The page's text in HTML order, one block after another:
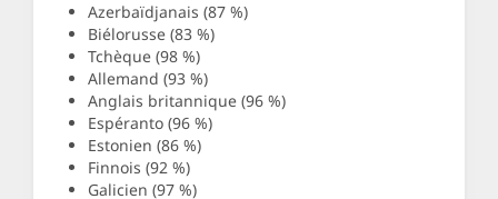
Azerbaïdjanais (87 %)
Biélorusse (83 %)
Tchèque (98 %)
Allemand (93 %)
Anglais britannique (96 %)
Espéranto (96 %)
Estonien (86 %)
Finnois (92 %)
Galicien (97 %)